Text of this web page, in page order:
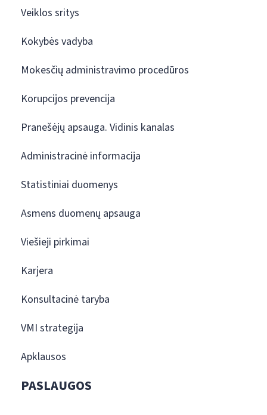
Veiklos sritys
Kokybės vadyba
Mokesčių administravimo procedūros
Korupcijos prevencija
Pranešėjų apsauga. Vidinis kanalas
Administracinė informacija
Statistiniai duomenys
Asmens duomenų apsauga
Viešieji pirkimai
Karjera
Konsultacinė taryba
VMI strategija
Apklausos
PASLAUGOS